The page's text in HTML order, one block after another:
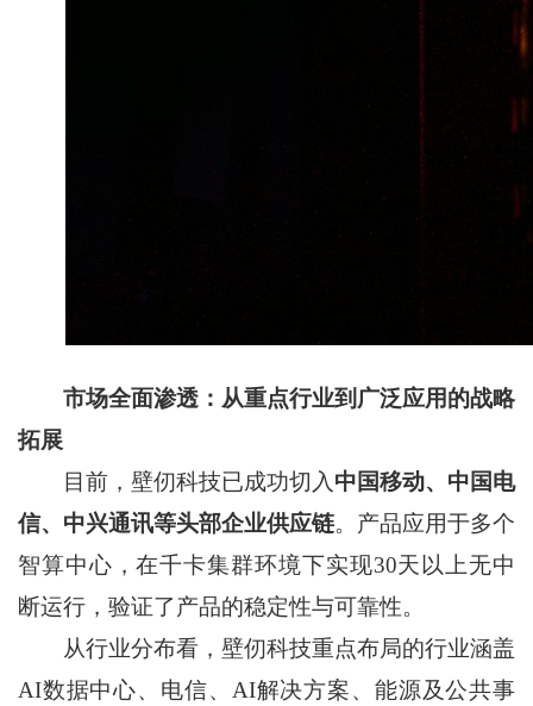
市场全面渗透：从重点行业到广泛应用的战略
拓展
目前，壁仞科技已成功切入 中国移动、中国电
信、中兴通讯等头部企业供应链。产品应用于多个
智算中心，在千卡集群环境下实现30天以上无中
断运行，验证了产品的稳定性与可靠性。
从行业分布看，壁仞科技重点布局的行业涵盖
AI数据中心、电信、AI解决方案、能源及公共事